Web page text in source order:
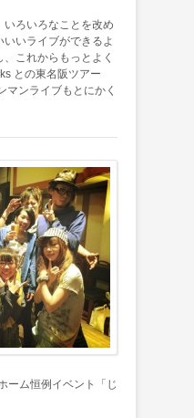
いろいろなことを改め
いライブができるよ
これからもっとよく
との東名阪ツアー
マンライブもとにかく
ーム恒例イベント「じ